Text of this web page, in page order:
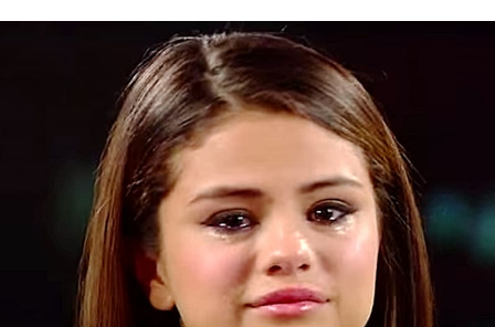
Sex a vztahy
Sledujte prima+
Přihlášení
Sledujte nás